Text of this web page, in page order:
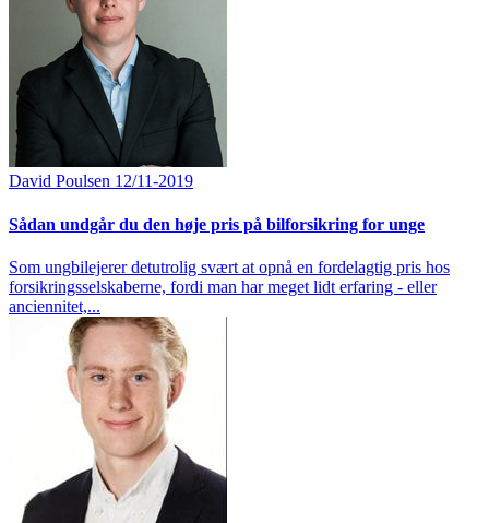
David Poulsen 12/11-2019
Sådan undgår du den høje pris på bilforsikring for unge
Som ungbilejerer detutrolig svært at opnå en fordelagtig pris hos
forsikringsselskaberne, fordi man har meget lidt erfaring - eller
anciennitet,...